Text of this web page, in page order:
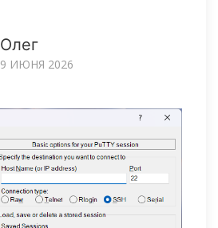
Олег
9 ИЮНЯ 2026